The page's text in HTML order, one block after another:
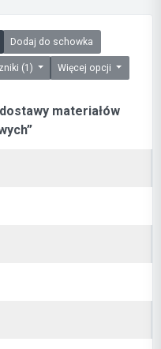
Dodaj do schowka
(1) Więcej opcji
materiałów